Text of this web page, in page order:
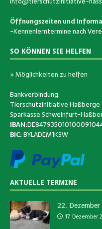
Öffnungszeiten und
-Kennenlerntermine nach
SO KÖNNEN SIE HELFEN
» Möglichkeiten zu helfen
Bankverbindung:
Tierschutzinitiative Haßberge
Sparkasse Schweinfurt-
IBAN:
BIC:BYLADEM1KSW
AKTUELLE TERMINE
22.
17. Dezember